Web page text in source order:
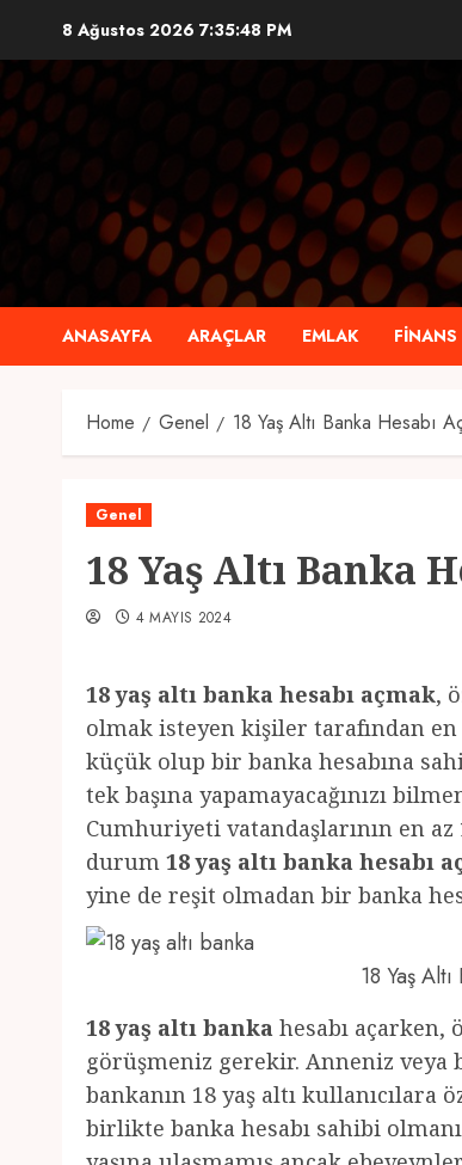
content
8 Ağustos 2026 7:35:49 PM
ANASAYFA ARAÇLAR EMLAK FINANS
Home Genel 18 Yaş Altı Banka Hesabı
Genel
18 Yaş Altı Banka
4 MAYIS 2024
18 yaş altı banka hesabı açmak,
olmak isteyen kişiler tarafından en
küçük olup bir banka hesabına
tek başına yapamayacağınızı
Cumhuriyeti vatandaşlarının en az
durum 18 yaş altı banka hesabı
yine de reşit olmadan bir banka
18 Yaş
18 yaş altı banka hesabı
görüşmeniz gerekir. Anneniz
bankanın 18 yaş altı
birlikte banka hesabı sahibi